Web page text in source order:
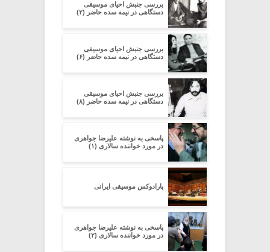
بررسی جنبش احیای موسیقی
دستگاهی در نیمه سده‌ حاضر (۲)
بررسی جنبش احیای موسیقی
دستگاهی در نیمه سده‌ حاضر (۶)
بررسی جنبش احیای موسیقی
دستگاهی در نیمه سده‌ حاضر (۸)
پاسخی به نوشته علیرضا جواهری
در مورد خواننده سالاری (۱)
پارادوکس موسیقی ایرانی
پاسخی به نوشته علیرضا جواهری
در مورد خواننده سالاری (۲)